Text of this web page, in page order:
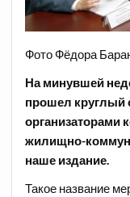
Фото Фёдора
На минувшей
прошел круглый
организаторами
жилищно-
наше издание.
Такое название